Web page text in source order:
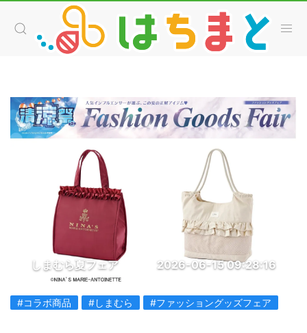
しまむら夏フェア 2026-06-15 09:28:16
#コラボ商品 #しまむら #ファッショングッズフェア